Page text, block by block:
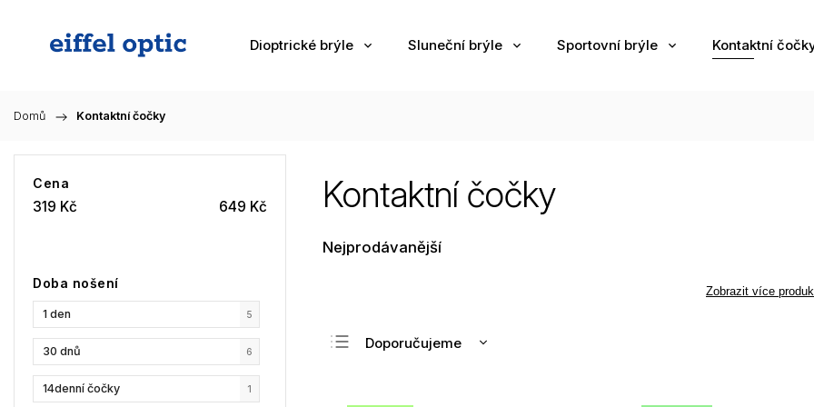
Dioptrické brýle Sluneční brýle Sportovní brýle Kontaktní
Domů / Kontaktní čočky
Cena
319 Kč 649 Kč
Doba nošení
1 den 5
30 dnů 6
14denní čočky 1
Kontaktní čočky
Nejprodávanější
Zobrazit více
Doporučujeme